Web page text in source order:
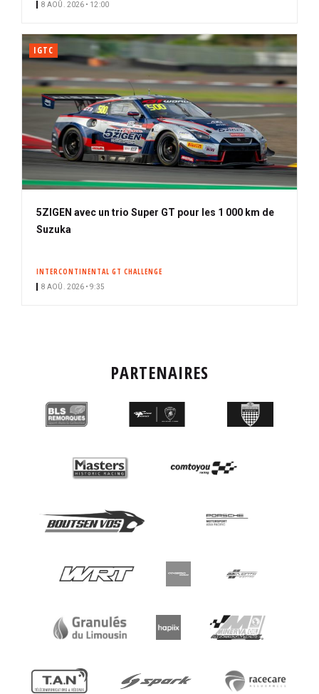
8 AOÛ. 2026 • 12:00
IGTC
5ZIGEN avec un trio Super GT pour les 1 000 km de
Suzuka
INTERCONTINENTAL GT CHALLENGE
8 AOÛ. 2026 • 9:35
PARTENAIRES